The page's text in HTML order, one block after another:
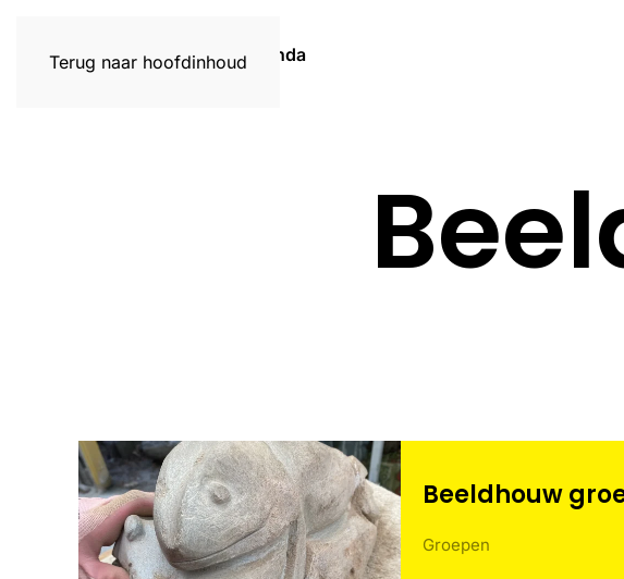
Terug naar hoofdinhoud
HomeActiviteiten Agenda
Beeldhouw
Groepen